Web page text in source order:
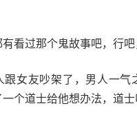
看过那个鬼故事吧，行
跟女友吵架了，男人一
个道士给他想办法，道